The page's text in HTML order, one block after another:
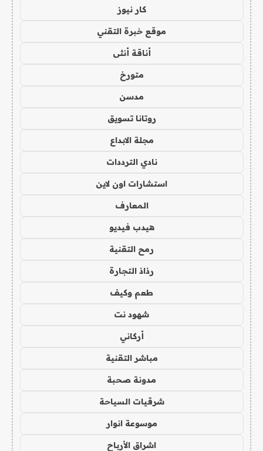
كار نيوز
موقع خبرة التقني
أناقة أنثى
متورخ
مدسن
روتانا تسويق
مجلة الابداع
نادي الترددات
استشارات اون لاين
المعارف
هيدب فيديو
رمح التقنية
رذاذ التجارة
طعم وكيف
شهود نت
أركاني
مباشر التقنية
مدونة صحبة
شرقيات السياحة
موسوعة انوار
اشراق الأرباح